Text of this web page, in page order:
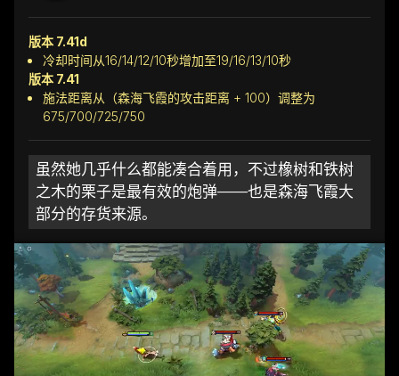
版本 7.41d
冷却时间从16/14/12/10秒增加至19/16/13/10秒
版本 7.41
施法距离从（森海飞霞的攻击距离 + 100）调整为
675/700/725/750
虽然她几乎什么都能凑合着用，不过橡树和铁树
之木的栗子是最有效的炮弹——也是森海飞霞大
部分的存货来源。